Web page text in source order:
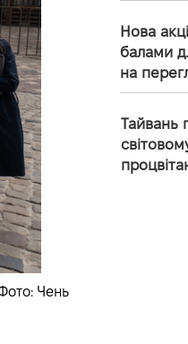
Чень
Нова
балами
на
Тайвань